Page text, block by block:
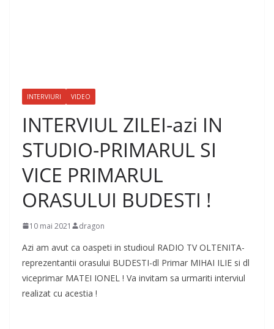
INTERVIURI VIDEO
INTERVIUL ZILEI-azi IN
STUDIO-PRIMARUL SI
VICE PRIMARUL
ORASULUI BUDESTI !
10 mai 2021 dragon
Azi am avut ca oaspeti in studioul RADIO TV OLTENITA-
reprezentantii orasului BUDESTI-dl Primar MIHAI ILIE si dl
viceprimar MATEI IONEL ! Va invitam sa urmariti interviul
realizat cu acestia !